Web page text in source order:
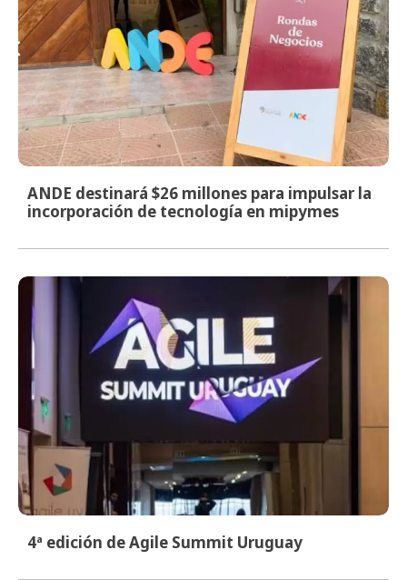
ANDE destinará $26 millones para impulsar la
incorporación de tecnología en mipymes
4ª edición de Agile Summit Uruguay